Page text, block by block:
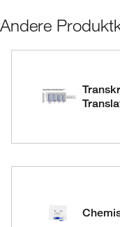
Andere